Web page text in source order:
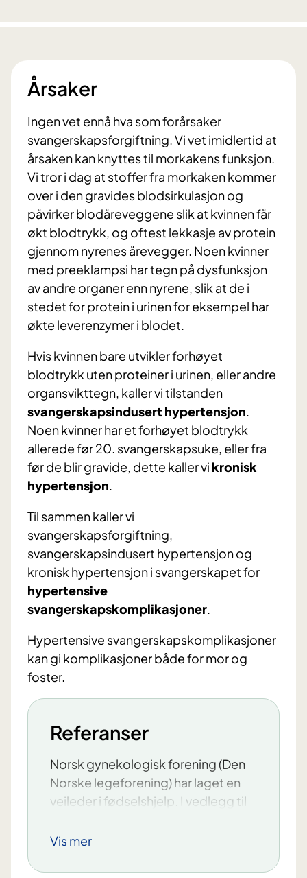
Årsaker
Ingen vet ennå hva som forårsaker
svangerskapsforgiftning. Vi vet imidlertid at
årsaken kan knyttes til morkakens funksjon.
Vi tror i dag at stoffer fra morkaken kommer
over i den gravides blodsirkulasjon og
påvirker blodåreveggene slik at kvinnen får
økt blodtrykk, og oftest lekkasje av protein
gjennom nyrenes årevegger. Noen kvinner
med preeklampsi har tegn på dysfunksjon
av andre organer enn nyrene, slik at de i
stedet for protein i urinen for eksempel har
økte leverenzymer i blodet.
Hvis kvinnen bare utvikler forhøyet
blodtrykk uten proteiner i urinen, eller andre
organsvikttegn, kaller vi tilstanden
svangerskapsindusert hypertensjon.
Noen kvinner har et forhøyet blodtrykk
allerede før 20. svangerskapsuke, eller fra
før de blir gravide, dette kaller vi kronisk
hypertensjon.
Til sammen kaller vi
svangerskapsforgiftning,
svangerskapsindusert hypertensjon og
kronisk hypertensjon i svangerskapet for
hypertensive
svangerskapskomplikasjoner.
Hypertensive svangerskapskomplikasjoner
kan gi komplikasjoner både for mor og
foster.
Referanser
Norsk gynekologisk forening (Den
Norske legeforening) har laget en
veileder i fødselshjelp. I vedlegg til
informasjon om
Vis mer